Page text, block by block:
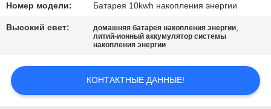
СПРОСИТЕ
КАРТА
САЙТА
Номер модели: Батарея 10kwh накопления энергии
Высокий свет: домашняя батарея накопления энергии,
литий-ионный аккумулятор системы
накопления энергии
КОНТАКТНЫЕ ДАННЫЕ!